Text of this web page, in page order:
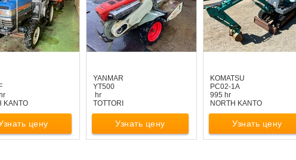
KANTO
цену
YANMAR
YT500
hr
TOTTORI
Узнать цену
KOMATSU
PC02-1A
995 hr
NORTH KANTO
Узнать цену